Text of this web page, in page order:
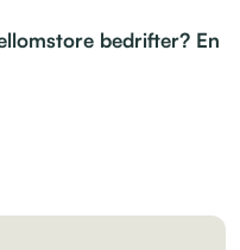
bedrifter? En